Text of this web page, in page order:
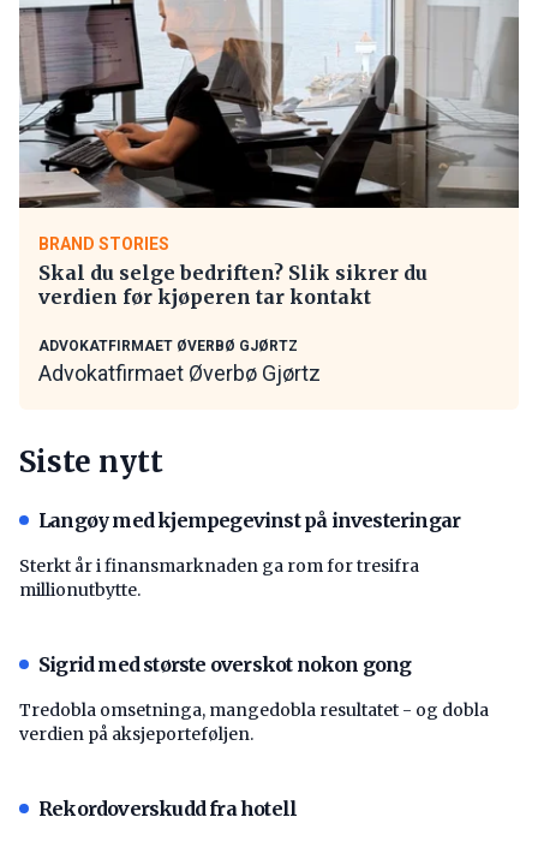
BRAND STORIES
Skal du selge bedriften? Slik sikrer du
verdien før kjøperen tar kontakt
ADVOKATFIRMAET ØVERBØ GJØRTZ
Advokatfirmaet Øverbø Gjørtz
Siste nytt
Langøy med kjempegevinst på investeringar
Sterkt år i finansmarknaden ga rom for tresifra
millionutbytte.
Sigrid med største overskot nokon gong
Tredobla omsetninga, mangedobla resultatet - og dobla
verdien på aksjeporteføljen.
Rekordoverskudd fra hotell